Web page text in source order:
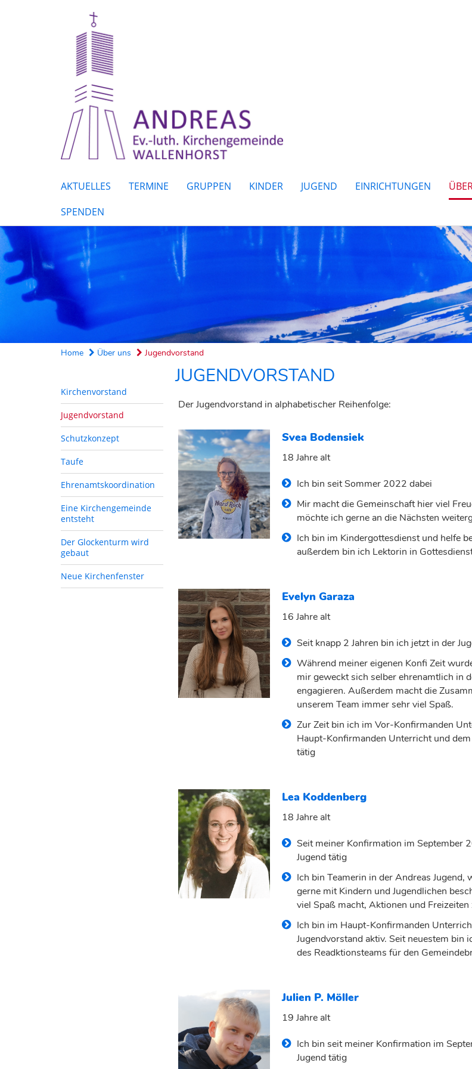
AKTUELLES TERMINE GRUPPEN KINDER JUGEND EINRICHTUNGEN
SPENDEN
Home Über uns Jugendvorstand
Kirchenvorstand
Jugendvorstand
Schutzkonzept
Taufe
Ehrenamtskoordination
Eine Kirchengemeinde
entsteht
Der Glockenturm wird
gebaut
Neue Kirchenfenster
JUGENDVORSTAND
Der Jugendvorstand in alphabetischer Reihenfolge:
Svea Bodensiek
18 Jahre alt
⁠Ich bin seit Sommer 2022 dabei
Mir macht die Gemeinschaft hier viel
möchte ich gerne an die Nächsten
Ich bin im Kindergottesdienst und helfe
außerdem bin ich Lektorin in
Evelyn Garaza
16 Jahre alt
Seit knapp 2 Jahren bin ich jetzt in der
Während meiner eigenen Konfi Zeit
mir geweckt sich selber ehrenamtlich in
engagieren. Außerdem macht die
unserem Team immer sehr viel Spaß.
Zur Zeit bin ich im Vor-Konfirmanden
Haupt-Konfirmanden Unterricht und
tätig
Lea Koddenberg
18 Jahre alt
Seit meiner Konfirmation im September
Jugend tätig
⁠Ich bin Teamerin in der Andreas Jugend,
gerne mit Kindern und Jugendlichen
viel Spaß macht, Aktionen und Freizeiten
⁠Ich bin im Haupt-Konfirmanden
Jugendvorstand aktiv. Seit neuestem bin
des Readktionsteams für den
Julien P. Möller
19 Jahre alt
Ich bin seit meiner Konfirmation im
Jugend tätig